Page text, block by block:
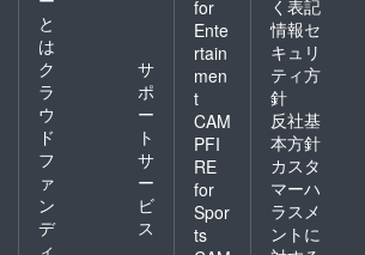
と
は
ク
ラ
ウ
ド
フ
ァ
ン
デ
サ
ポ
ー
ト
サ
ー
ビ
ス
for
Ente
rtain
men
t
CAM
PFI
RE
for
Spor
ts
く表記
情報セ
キュリ
ティ方
針
反社基
本方針
カスタ
マーハ
ラスメ
ントに